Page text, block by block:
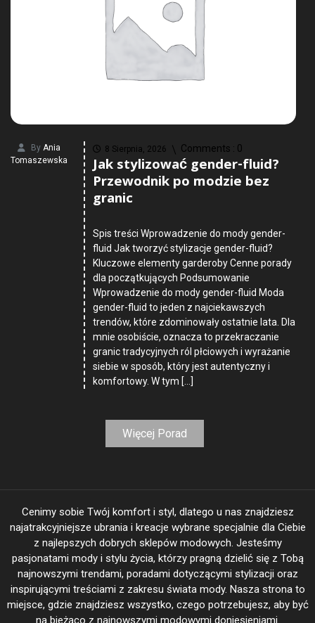
By Ania
Tomaszewska
8 Sierpnia, 2026 Comments : 0
Jak stylizować gender-fluid?
Przewodnik po modzie bez
granic
Spis treści Wprowadzenie do mody gender-
fluid Jak tworzyć stylizacje gender-fluid?
Kluczowe elementy garderoby Cenne porady
dla początkujących Podsumowanie
Wprowadzenie do mody gender-fluid Moda
gender-fluid to jeden z najciekawszych
trendów, które zdominowały ostatnie lata. Dla
mnie osobiście, oznacza to przekraczanie
granic tradycyjnych ról płciowych i wyrażanie
siebie w sposób, który jest autentyczny i
komfortowy. W tym […]
Więcej Porad
Cenimy sobie Twój komfort i styl, dlatego u nas znajdziesz
najatrakcyjniejsze ubrania i kreacje wybrane specjalnie dla Ciebie
z najlepszych dobrych sklepów modowych. Jesteśmy
pasjonatami mody i stylu życia, którzy pragną dzielić się z Tobą
najnowszymi trendami, poradami dotyczącymi stylizacji oraz
inspirującymi treściami z zakresu świata mody. Nasza strona to
miejsce, gdzie znajdziesz wszystko, czego potrzebujesz, aby być
na bieżąco z najnowszymi modowymi doniesieniami.